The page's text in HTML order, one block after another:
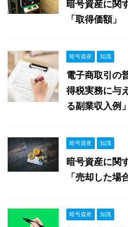
暗号資産に関
「取得価額」
暗号資産 知識
電子商取引の
得税実務に与
る副業収入例」
暗号資産 知識
暗号資産に関
「売却した場
暗号資産 知識